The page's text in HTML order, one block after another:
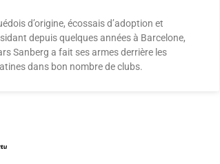
d’origine, écossais d’adoption et
depuis quelques années à Barcelone,
Sanberg a fait ses armes derrière les
dans bon nombre de clubs.